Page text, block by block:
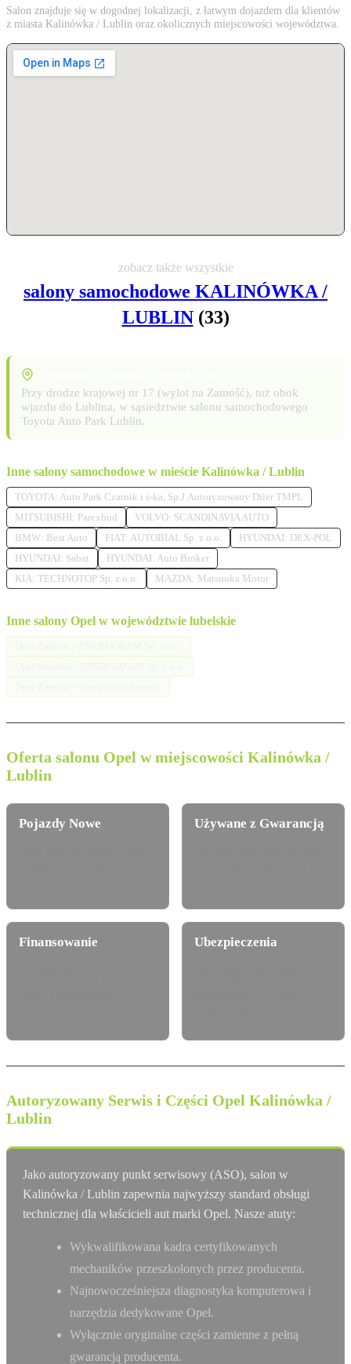
Salon znajduje się w dogodnej lokalizacji, z łatwym dojazdem dla klientów
z miasta Kalinówka / Lublin oraz okolicznych miejscowości województwa.
zobacz także wszystkie
salony samochodowe KALINÓWKA /
LUBLIN(33)
Przy drodze krajowej nr 17 (wylot na Zamość), tuż obok
wjazdu do Lublina, w sąsiedztwie salonu samochodowego
Toyota Auto Park Lublin.
Inne salony samochodowe w mieście Kalinówka / Lublin
TOYOTA: Auto Park Czarnik i s-ka, Sp.J.Autoryzowany Diler TMPL
MITSUBISHI: Parexbud
VOLVO: SCANDINAVIA AUTO
BMW: Best Auto
FIAT: AUTOBIAL Sp. z o.o.
HYUNDAI: DEX-POL
HYUNDAI: Sabat
HYUNDAI: Auto Broker
KIA: TECHNOTOP Sp. z o.o.
MAZDA: Matsuoka Motor
Inne salony Opel w województwie lubelskie
Oferta salonu Opel w miejscowości Kalinówka /
Lublin
Pojazdy Nowe Używane z Gwarancją
Finansowanie Ubezpieczenia
Autoryzowany Serwis i Części Opel Kalinówka /
Lublin
Jako autoryzowany punkt serwisowy (ASO), salon w
Kalinówka / Lublin zapewnia najwyższy standard obsługi
technicznej dla właścicieli aut marki Opel. Nasze atuty:
Wykwalifikowana kadra certyfikowanych
mechaników przeszkolonych przez producenta.
Najnowocześniejsza diagnostyka komputerowa i
narzędzia dedykowane Opel.
Wyłącznie oryginalne części zamienne z pełną
gwarancją producenta.